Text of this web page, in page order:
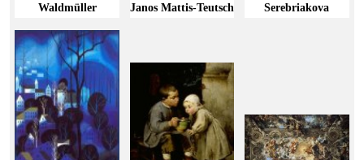
Waldmüller
Janos Mattis-Teutsch
Serebriakova